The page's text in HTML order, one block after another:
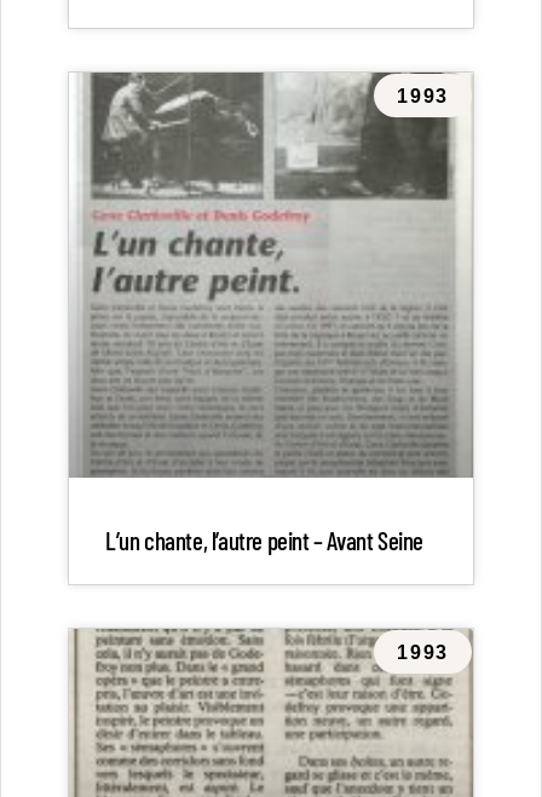
1993
L’un chante, l’autre peint – Avant Seine
1993